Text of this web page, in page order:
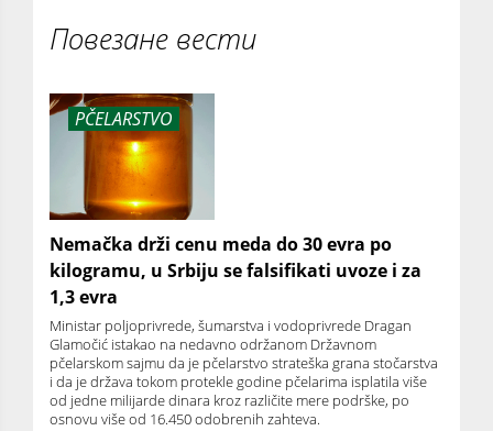
Повезане вести
PČELARSTVO
Nemačka drži cenu meda do 30 evra po
kilogramu, u Srbiju se falsifikati uvoze i za
1,3 evra
Ministar poljoprivrede, šumarstva i vodoprivrede Dragan
Glamočić istakao na nedavno održanom Državnom
pčelarskom sajmu da je pčelarstvo strateška grana stočarstva
i da je država tokom protekle godine pčelarima isplatila više
od jedne milijarde dinara kroz različite mere podrške, po
osnovu više od 16.450 odobrenih zahteva.